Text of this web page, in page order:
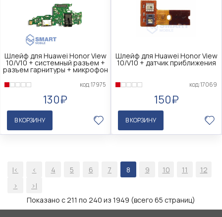
Шлейф для Huawei Honor View
10/V10 + cистемный разъем +
разъем гарнитуры + микрофон
код:17975
130₽
В КОРЗИНУ
Шлейф для Huawei Honor View
10/V10 + датчик приближения
код:17069
150₽
В КОРЗИНУ
|< < 4 5 6 7 8 9 10 11
12
>
>|
Показано с 211 по 240 из 1949 (всего 65 страниц)